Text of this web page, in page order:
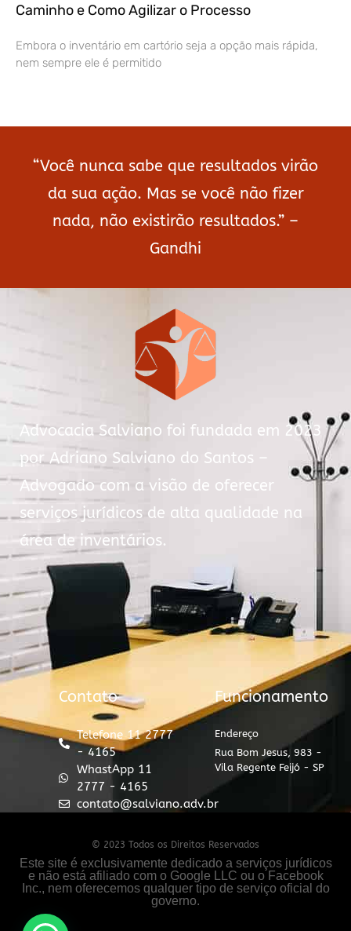
Caminho e Como Agilizar o Processo
Embora o inventário em cartório seja a opção mais rápida,
nem sempre ele é permitido
“Você nunca sabe que resultados virão
da sua ação. Mas se você não fizer
nada, não existirão resultados.” –
Gandhi
Advocacia Salviano foi fundada em 2023
por Adriano Salviano do Santos –
Advogado com a visão de oferecer
serviços jurídicos de alta qualidade na
área de inventários.
Contato
Telefone 11 2777
- 4165
WhastApp 11
2777 - 4165
contato@salviano.adv.br
Funcionamento
Endereço
Rua Bom Jesus, 983 -
Vila Regente Feijó - SP
© 2023 Todos os Direitos Reservados
Este site é exclusivamente dedicado a serviços jurídicos
e não está afiliado com o Google LLC ou o Facebook
Inc., nem oferecemos qualquer tipo de serviço oficial do
governo.